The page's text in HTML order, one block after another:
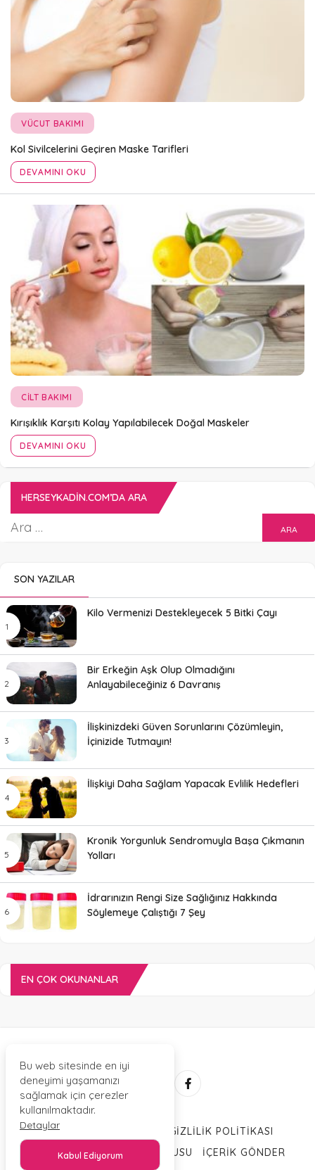
VÜCUT BAKIMI
Kol Sivilcelerini Geçiren Maske Tarifleri
DEVAMINI OKU
CILT BAKIMI
Kırışıklık Karşıtı Kolay Yapılabilecek Doğal Maskeler
DEVAMINI OKU
HERSEYKADIN.COM’DA ARA
SON YAZILAR
Kilo Vermenizi Destekleyecek 5 Bitki Çayı
Bir Erkeğin Aşk Olup Olmadığını
Anlayabileceğiniz 6 Davranış
İlişkinizdeki Güven Sorunlarını Çözümleyin,
İçinizide Tutmayın!
İlişkiyi Daha Sağlam Yapacak Evlilik Hedefleri
Kronik Yorgunluk Sendromuyla Başa Çıkmanın
Yolları
İdrarınızın Rengi Size Sağlığınız Hakkında
Söylemeye Çalıştığı 7 Şey
EN ÇOK OKUNANLAR
HAKKIMIZDA
GIZLILIK POLITIKASI
TRENDLER
YAZAR BAŞVURUSU İÇERIK GÖNDER
Bu web sitesinde en iyi
deneyimi yaşamanızı
sağlamak için çerezler
kullanılmaktadır.
Detaylar
Kabul Ediyorum